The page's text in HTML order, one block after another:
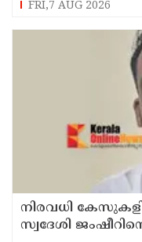
FRI,7 AUG 2026
നിരവധി
സ്വദേശി